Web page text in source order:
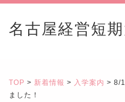
名古屋経営短
TOP > 新着情報 > 入学案内 > 8/
ました！